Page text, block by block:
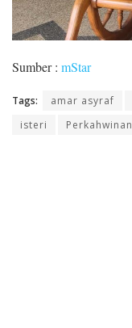
Sumber : mStar
Tags: amar asyraf
isteri
Perkahwinan